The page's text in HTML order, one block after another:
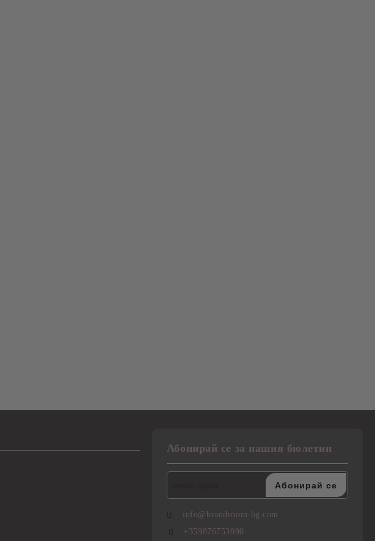
Абонирай се за нашия бюлетин
info@brandroom-bg.com
+359876753090